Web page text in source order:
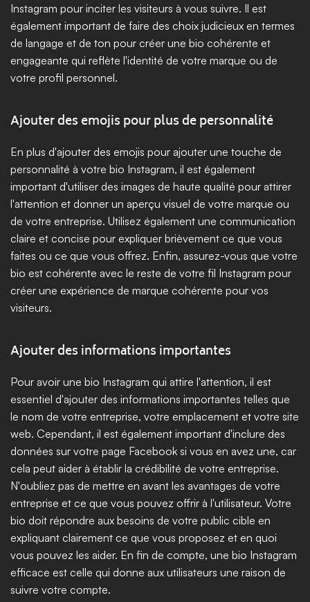
Instagram pour inciter les visiteurs à vous suivre. Il est
également important de faire des choix judicieux en termes
de langage et de ton pour créer une bio cohérente et
engageante qui reflète l'identité de votre marque ou de
votre profil personnel.
Ajouter des emojis pour plus de personnalité
En plus d'ajouter des emojis pour ajouter une touche de
personnalité à votre bio Instagram, il est également
important d'utiliser des images de haute qualité pour attirer
l'attention et donner un aperçu visuel de votre marque ou
de votre entreprise. Utilisez également une communication
claire et concise pour expliquer brièvement ce que vous
faites ou ce que vous offrez. Enfin, assurez-vous que votre
bio est cohérente avec le reste de votre fil Instagram pour
créer une expérience de marque cohérente pour vos
visiteurs.
Ajouter des informations importantes
Pour avoir une bio Instagram qui attire l'attention, il est
essentiel d'ajouter des informations importantes telles que
le nom de votre entreprise, votre emplacement et votre site
web. Cependant, il est également important d'inclure des
données sur votre page Facebook si vous en avez une, car
cela peut aider à établir la crédibilité de votre entreprise.
N'oubliez pas de mettre en avant les avantages de votre
entreprise et ce que vous pouvez offrir à l'utilisateur. Votre
bio doit répondre aux besoins de votre public cible en
expliquant clairement ce que vous proposez et en quoi
vous pouvez les aider. En fin de compte, une bio Instagram
efficace est celle qui donne aux utilisateurs une raison de
suivre votre compte.